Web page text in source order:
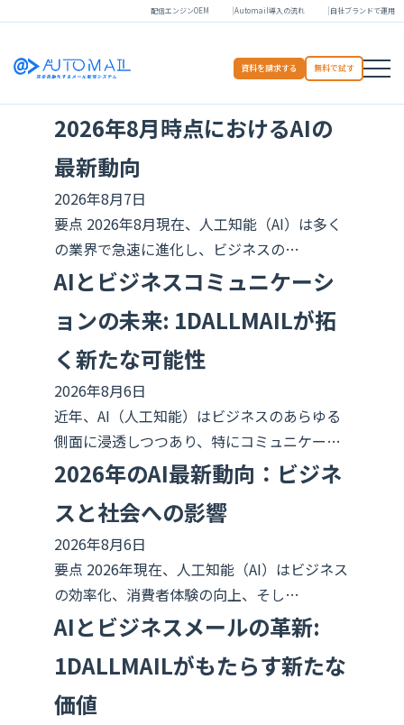
配信エンジンOEM Automail導入の流れ 自社ブランドで運用
資料を請求する 無料で試す
2026年8月時点におけるAIの
最新動向
2026年8月7日
要点 2026年8月現在、人工知能（AI）は多く
の業界で急速に進化し、ビジネスの…
AIとビジネスコミュニケーシ
ョンの未来: 1DALLMAILが拓
く新たな可能性
2026年8月6日
近年、AI（人工知能）はビジネスのあらゆる
側面に浸透しつつあり、特にコミュニケー…
2026年のAI最新動向：ビジネ
スと社会への影響
2026年8月6日
要点 2026年現在、人工知能（AI）はビジネス
の効率化、消費者体験の向上、そし…
AIとビジネスメールの革新:
1DALLMAILがもたらす新たな
価値